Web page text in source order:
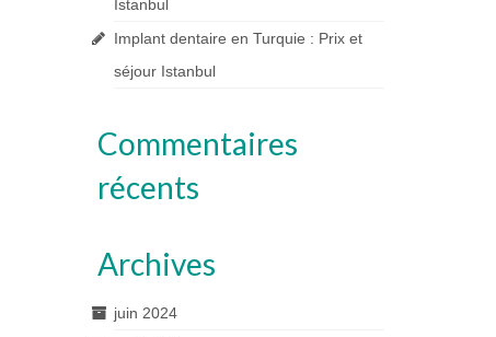
Istanbul
Implant dentaire en Turquie : Prix et
séjour Istanbul
Commentaires
récents
Archives
juin 2024